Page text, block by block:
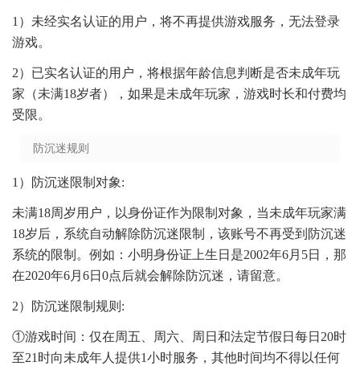
1）未经实名认证的用户，将不再提供游戏服务，无法登录
游戏。
2）已实名认证的用户，将根据年龄信息判断是否未成年玩
家（未满18岁者），如果是未成年玩家，游戏时长和付费均
受限。
防沉迷规则
1）防沉迷限制对象:
未满18周岁用户，以身份证作为限制对象，当未成年玩家满
18岁后，系统自动解除防沉迷限制，该账号不再受到防沉迷
系统的限制。例如：小明身份证上生日是2002年6月5日，那
在2020年6月6日0点后就会解除防沉迷，请留意。
2）防沉迷限制规则:
①游戏时间：仅在周五、周六、周日和法定节假日每日20时
至21时向未成年人提供1小时服务，其他时间均不得以任何